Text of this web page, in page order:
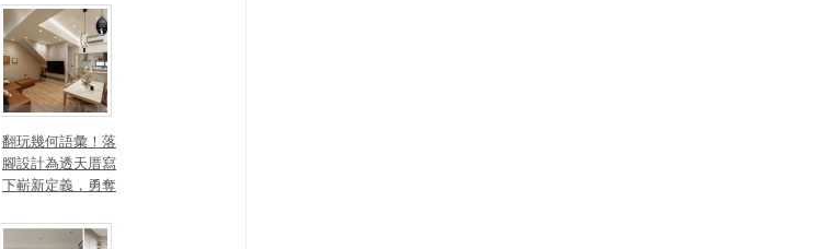
量磁場？
翻玩幾何語彙！落
腳設計為透天厝寫
下嶄新定義，勇奪
TAN 國際大獎